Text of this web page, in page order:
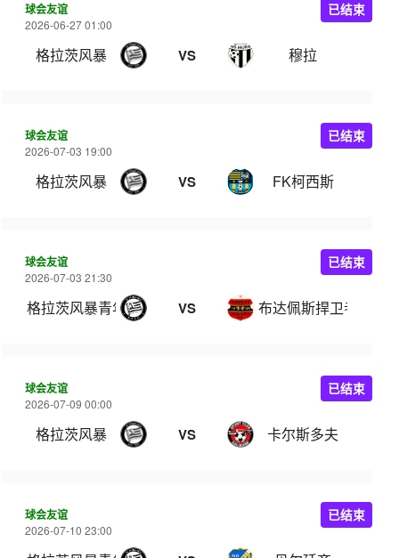
球会友谊
2026-06-27 01:00
格拉茨风暴 VS 穆拉
已结束
球会友谊
2026-07-03 19:00
格拉茨风暴 VS FK柯西斯
已结束
球会友谊
2026-07-03 21:30
格拉茨风暴青年队 VS 布达佩斯捍卫者
已结束
球会友谊
2026-07-09 00:00
格拉茨风暴 VS 卡尔斯多夫
已结束
球会友谊
2026-07-10 23:00
已结束